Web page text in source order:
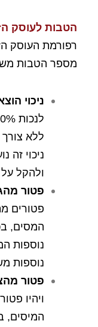
הטבות לעוסק
רפורמת העוסק
מספר הטבות
ניכוי
ללא
ניכוי
ולהקל
פטור
פטורים
המסים,
נוספות
נוספות
פטור
ויהיו
המיסים,